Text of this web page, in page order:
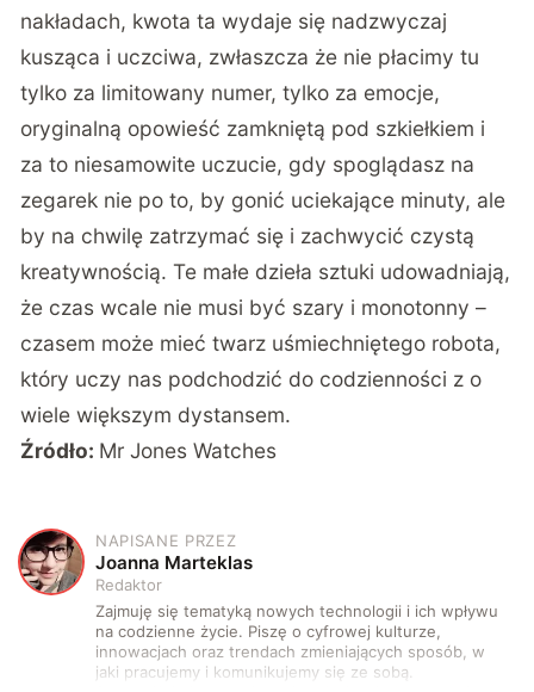
nakładach, kwota ta wydaje się nadzwyczaj
kusząca i uczciwa, zwłaszcza że nie płacimy tu
tylko za limitowany numer, tylko za emocje,
oryginalną opowieść zamkniętą pod szkiełkiem i
za to niesamowite uczucie, gdy spoglądasz na
zegarek nie po to, by gonić uciekające minuty, ale
by na chwilę zatrzymać się i zachwycić czystą
kreatywnością. Te małe dzieła sztuki udowadniają,
że czas wcale nie musi być szary i monotonny –
czasem może mieć twarz uśmiechniętego robota,
który uczy nas podchodzić do codzienności z o
wiele większym dystansem.
Źródło: Mr Jones Watches
J
NAPISANE PRZEZ
Joanna Marteklas
Redaktor
Zajmuję się tematyką nowych technologii i ich wpływu
na codzienne życie. Piszę o cyfrowej kulturze,
innowacjach oraz trendach zmieniających sposób, w
jaki pracujemy i komunikujemy się ze sobą.